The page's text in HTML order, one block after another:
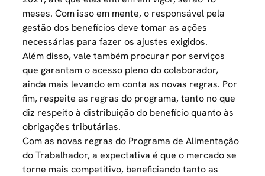
meses. Com isso em mente, o responsável pela
gestão dos benefícios deve tomar as ações
necessárias para fazer os ajustes exigidos.
Além disso, vale também procurar por serviços
que garantam o acesso pleno do colaborador,
ainda mais levando em conta as novas regras. Por
fim, respeite as regras do programa, tanto no que
diz respeito à distribuição do benefício quanto às
obrigações tributárias.
Com as novas regras do Programa de Alimentação
do Trabalhador, a expectativa é que o mercado se
torne mais competitivo, beneficiando tanto as